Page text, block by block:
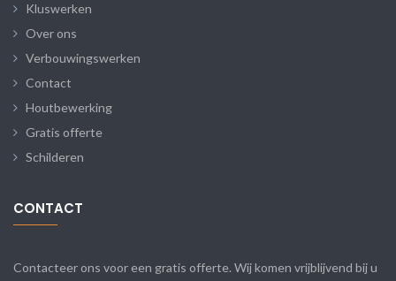
Kluswerken
Over ons
Verbouwingswerken
Contact
Houtbewerking
Gratis offerte
Schilderen
CONTACT
Contacteer ons voor een gratis offerte. Wij komen vrijblijvend bij u